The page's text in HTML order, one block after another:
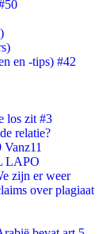
en -tips) #42
los zit #3
relatie?
LAPO
zijn er weer
over plagiaat